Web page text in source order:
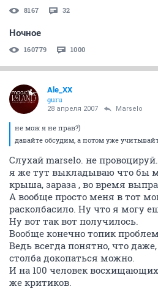
8167 32
Ночное
160779 1000
Ale_XX
guru
28 апреля 2007 Marselo
не мож я не прав?)
давайте обсудим, а потом уже
Слухай marselo. не провоцируй.
я же тут выкладываю что бы
крыша, зараза , во время
А вообще просто меня в тот
расколбасило. Ну что я могу
Ну вот так вот получилось.
Вообще конечно топик
Ведь всегда понятно, что
столба докопаться можно.
И на 100 человек
же критиков.